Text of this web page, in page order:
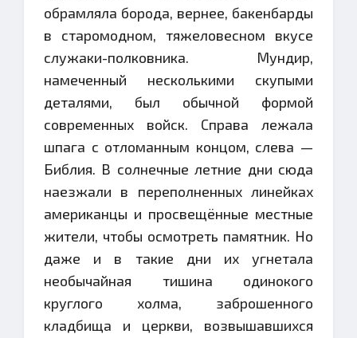
обрамляла борода, вернее, бакенбарды
в старомодном, тяжеловесном вкусе
служаки-полковника. Мундир,
намеченный несколькими скупыми
деталями, был обычной формой
современных войск. Справа лежала
шпага с отломанным концом, слева —
Библия. В солнечные летние дни сюда
наезжали в переполненных линейках
американцы и просвещённые местные
жители, чтобы осмотреть памятник. Но
даже и в такие дни их угнетала
необычайная тишина одинокого
круглого холма, заброшенного
кладбища и церкви, возвышавшихся